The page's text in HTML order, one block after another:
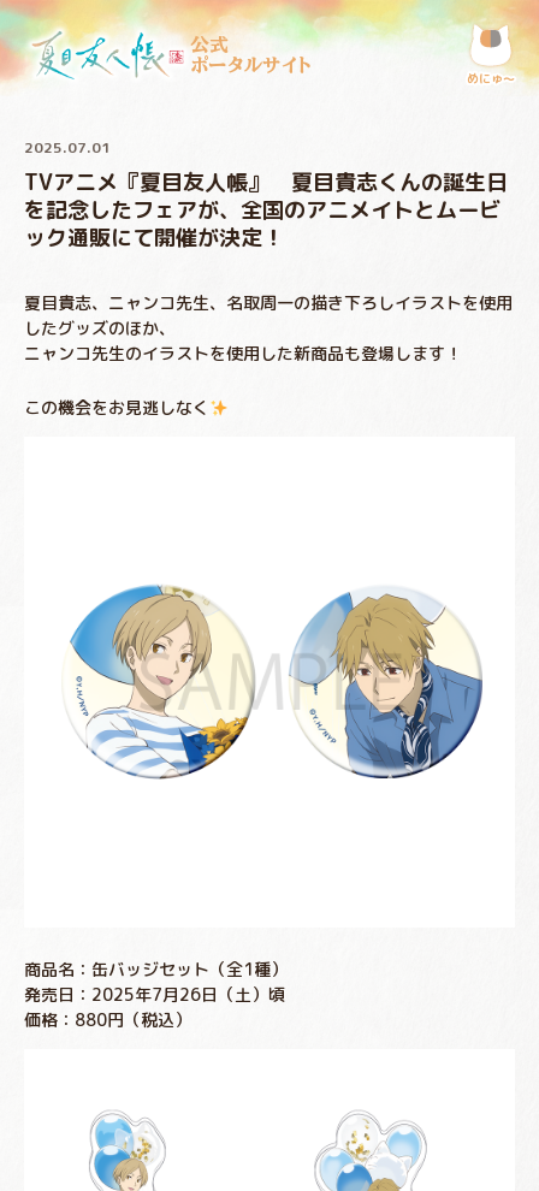
公式
ポータルサイト
めにゅ〜
2025.07.01
TVアニメ『夏目友人帳』 夏目貴志くんの誕生日
を記念したフェアが、全国のアニメイトとムービ
ック通販にて開催が決定！
夏目貴志、ニャンコ先生、名取周一の描き下ろしイラストを使用
したグッズのほか、
ニャンコ先生のイラストを使用した新商品も登場します！
この機会をお見逃しなく
商品名：缶バッジセット（全1種）
発売日：2025年7月26日（土）頃
価格：880円（税込）